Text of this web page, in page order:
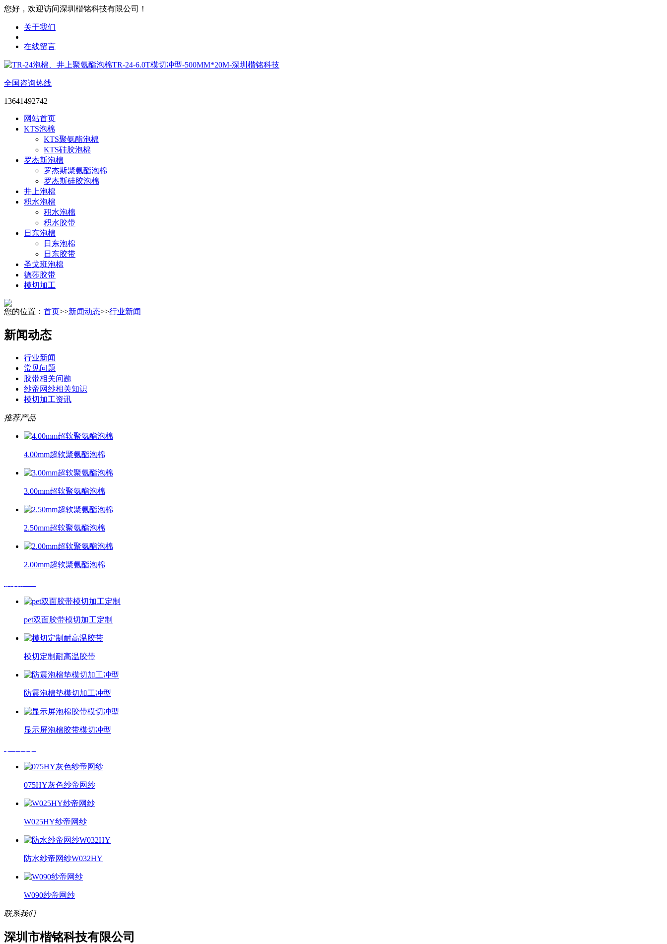
您好，欢迎访问深圳楷铭科技有限公司！
关于我们
在线留言
全国咨询热线
13641492742
网站首页
KTS泡棉
KTS聚氨酯泡棉
KTS硅胶泡棉
罗杰斯泡棉
罗杰斯聚氨酯泡棉
罗杰斯硅胶泡棉
井上泡棉
积水泡棉
积水泡棉
积水胶带
日东泡棉
日东泡棉
日东胶带
圣戈班泡棉
德莎胶带
模切加工
您的位置： 首页>>新闻动态>>行业新闻
新闻动态
行业新闻
常见问题
胶带相关问题
纱帝网纱相关知识
模切加工资讯
推荐产品
4.00mm超软聚氨酯泡棉
3.00mm超软聚氨酯泡棉
2.50mm超软聚氨酯泡棉
2.00mm超软聚氨酯泡棉
pet双面胶带模切加工定制
模切定制耐高温胶带
防震泡棉垫模切加工冲型
显示屏泡棉胶带模切冲型
075HY灰色纱帝网纱
W025HY纱帝网纱
防水纱帝网纱W032HY
W090纱帝网纱
联系我们
深圳市楷铭科技有限公司